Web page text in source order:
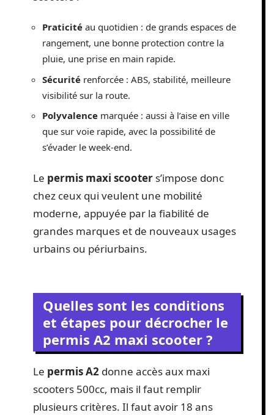
Praticité au quotidien : de grands espaces de
rangement, une bonne protection contre la
pluie, une prise en main rapide.
Sécurité renforcée : ABS, stabilité, meilleure
visibilité sur la route.
Polyvalence marquée : aussi à l’aise en ville
que sur voie rapide, avec la possibilité de
s’évader le week-end.
Le permis maxi scooter s’impose donc
chez ceux qui veulent une mobilité
moderne, appuyée par la fiabilité de
grandes marques et de nouveaux usages
urbains ou périurbains.
Quelles sont les conditions
et étapes pour décrocher le
permis A2 maxi scooter ?
Le permis A2 donne accès aux maxi
scooters 500cc, mais il faut remplir
plusieurs critères. Il faut avoir 18 ans